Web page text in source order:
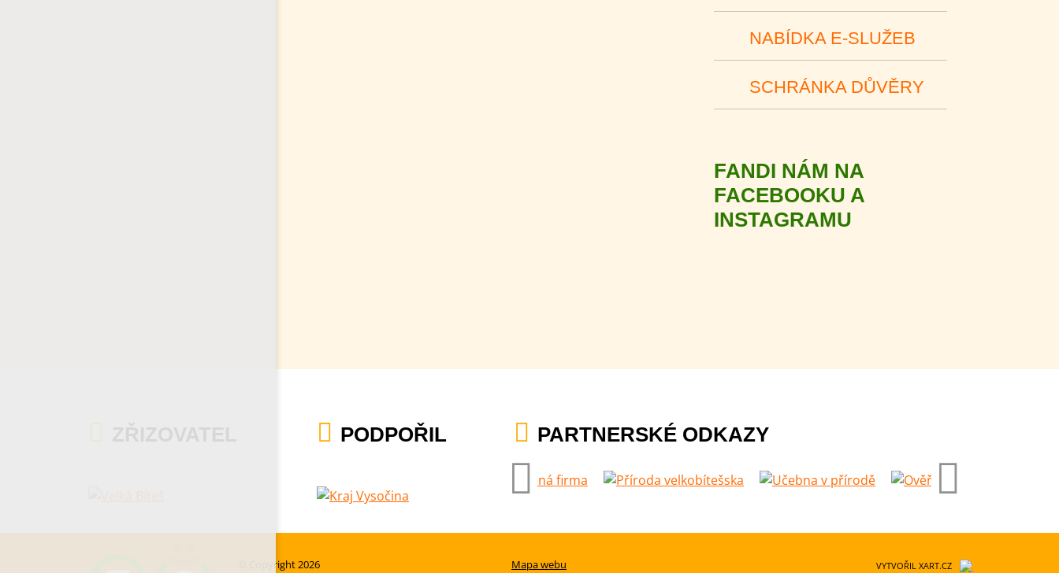
NABÍDKA E-SLUŽEB
SCHRÁNKA DŮVĚRY
FANDI NÁM NA
FACEBOOKU A
INSTAGRAMU
PODPOŘIL PARTNERSKÉ ODKAZY
© Copyright 2026
VYTVOŘIL XART.CZ
Mapa webu